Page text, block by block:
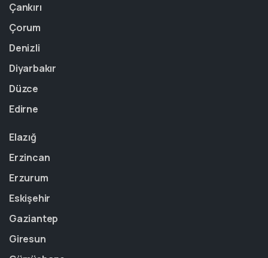
Çankırı
Çorum
Denizli
Diyarbakır
Düzce
Edirne
Elazığ
Erzincan
Erzurum
Eskişehir
Gaziantep
Giresun